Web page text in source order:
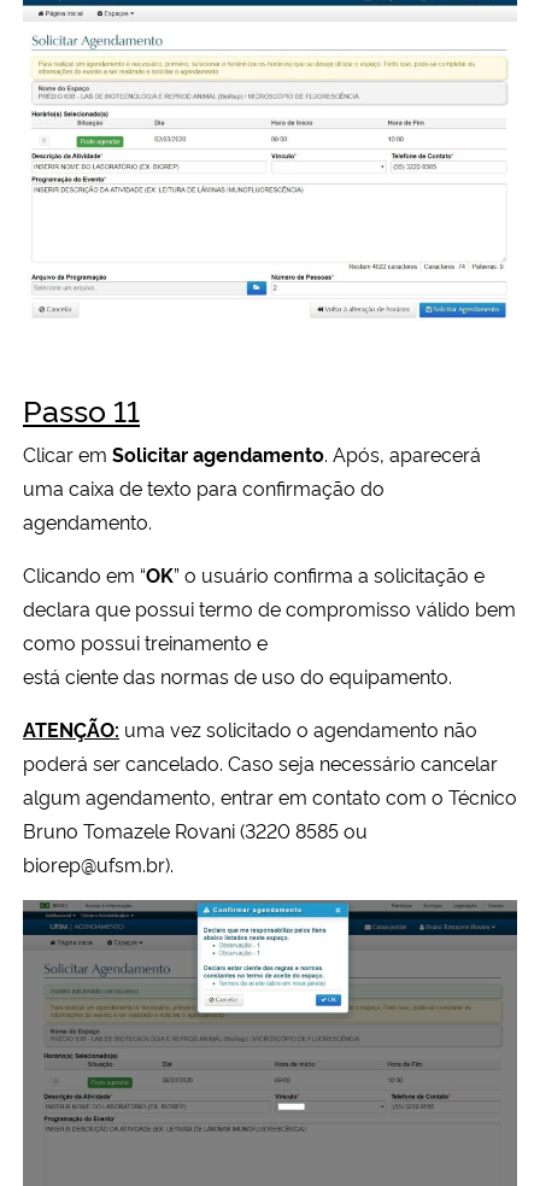
Passo 11
Clicar em Solicitar agendamento. Após, aparecerá
uma caixa de texto para confirmação do
agendamento.
Clicando em “OK” o usuário confirma a solicitação e
declara que possui termo de compromisso válido bem
como possui treinamento e
está ciente das normas de uso do equipamento.
ATENÇÃO: uma vez solicitado o agendamento não
poderá ser cancelado. Caso seja necessário cancelar
algum agendamento, entrar em contato com o Técnico
Bruno Tomazele Rovani (3220 8585 ou
biorep@ufsm.br).